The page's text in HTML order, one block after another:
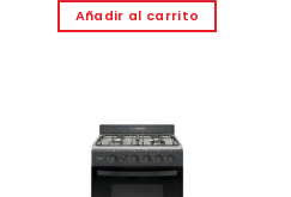
Añadir al carrito